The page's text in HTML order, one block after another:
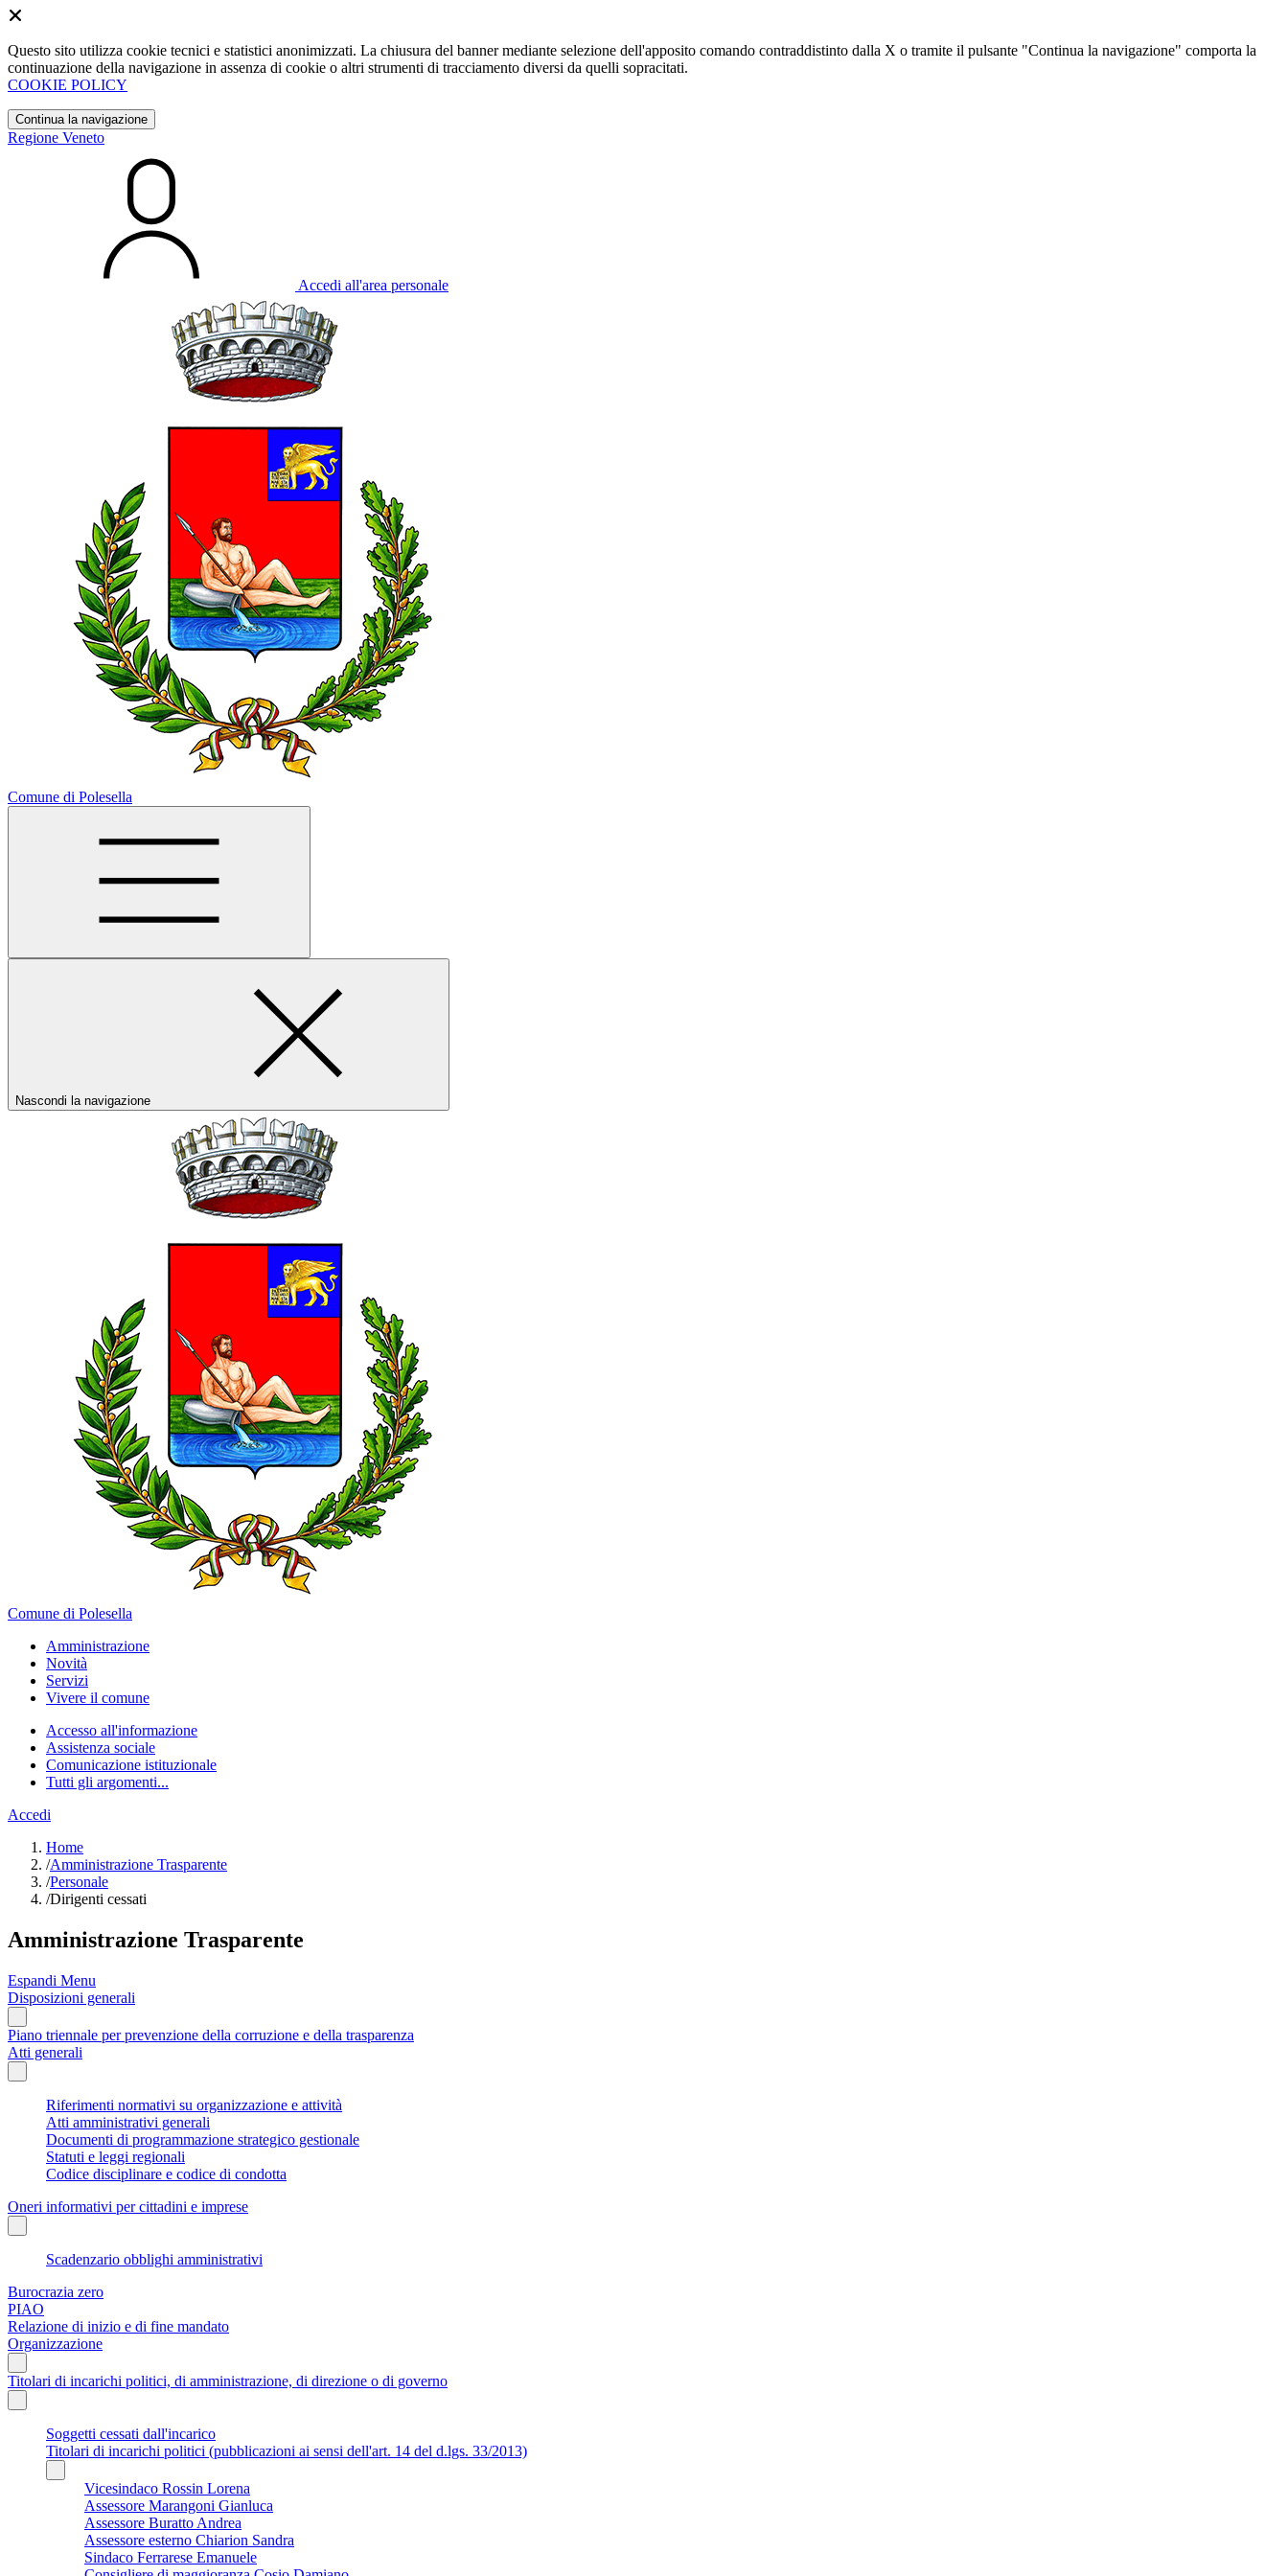
Questo sito utilizza cookie tecnici e statistici anonimizzati. La chiusura del banner mediante selezione dell'apposito comando contraddistinto dalla X o tramite il pulsante "Continua la navigazione" comporta la
continuazione della navigazione in assenza di cookie o altri strumenti di tracciamento diversi da quelli sopracitati.
COOKIE POLICY
Continua la navigazione
Regione Veneto
Accedi all'area personale
Comune di Polesella
Nascondi la navigazione
Comune di Polesella
Amministrazione
Novità
Servizi
Vivere il comune
Accesso all'informazione
Assistenza sociale
Comunicazione istituzionale
Tutti gli argomenti...
Accedi
Home
/Amministrazione Trasparente
/Personale
/Dirigenti cessati
Amministrazione Trasparente
Espandi Menu
Disposizioni generali
Piano triennale per prevenzione della corruzione e della trasparenza
Atti generali
Riferimenti normativi su organizzazione e attività
Atti amministrativi generali
Documenti di programmazione strategico gestionale
Statuti e leggi regionali
Codice disciplinare e codice di condotta
Oneri informativi per cittadini e imprese
Scadenzario obblighi amministrativi
Burocrazia zero
PIAO
Relazione di inizio e di fine mandato
Organizzazione
Titolari di incarichi politici, di amministrazione, di direzione o di governo
Soggetti cessati dall'incarico
Titolari di incarichi politici (pubblicazioni ai sensi dell'art. 14 del d.lgs. 33/2013)
Vicesindaco Rossin Lorena
Assessore Marangoni Gianluca
Assessore Buratto Andrea
Assessore esterno Chiarion Sandra
Sindaco Ferrarese Emanuele